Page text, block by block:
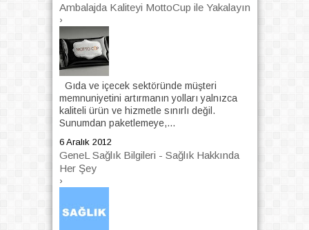
Ambalajda Kaliteyi MottoCup ile Yakalayın
›
Gıda ve içecek sektöründe müşteri
memnuniyetini artırmanın yolları yalnızca
kaliteli ürün ve hizmetle sınırlı değil.
Sunumdan paketlemeye,...
6 Aralık 2012
GeneL Sağlık Bilgileri - Sağlık Hakkında
Her Şey
›